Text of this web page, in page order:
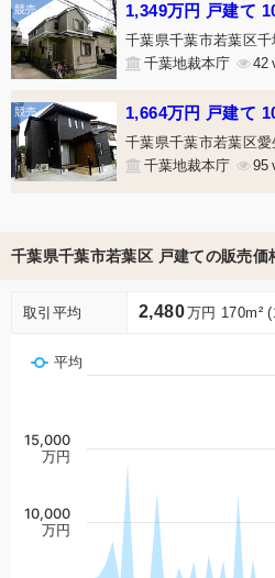
1,349万円 戸建て
千葉県千葉市若葉区
千葉地裁本庁
42
1,664万円 戸建て
千葉県千葉市若葉区愛
千葉地裁本庁
95
千葉県千葉市若葉区 戸建ての販売価
取引平均 2,480万円 170m²
平均
10,000
万円
15,000
万円